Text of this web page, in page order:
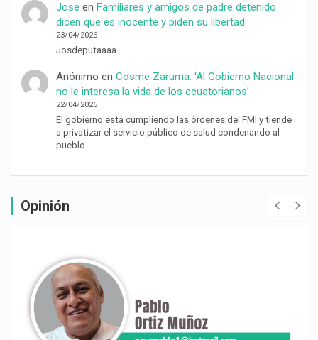
Jose en Familiares y amigos de padre detenido
dicen que es inocente y piden su libertad
23/04/2026
Josdeputaaaa
Anónimo en Cosme Zaruma: ‘Al Gobierno Nacional
no le interesa la vida de los ecuatorianos’
22/04/2026
El gobierno está cumpliendo las órdenes del FMI y tiende
a privatizar el servicio público de salud condenando al
pueblo…
Opinión